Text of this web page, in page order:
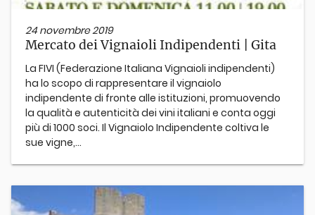
24 novembre 2019
Mercato dei Vignaioli Indipendenti | Gita
La FIVI (Federazione Italiana Vignaioli indipendenti)
ha lo scopo di rappresentare il vignaiolo
indipendente di fronte alle istituzioni, promuovendo
la qualità e autenticità dei vini italiani e conta oggi
più di 1000 soci. Il Vignaiolo Indipendente coltiva le
sue vigne,...